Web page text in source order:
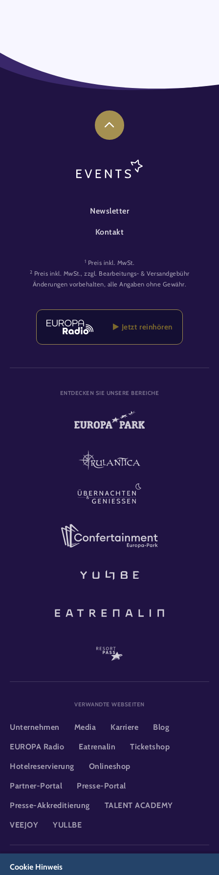
FOOTER-EVENT
Newsletter
Kontakt
1 Preis inkl. MwSt.
2 Preis inkl. MwSt., zzgl. Bearbeitungs- & Versandgebühr
Änderungen vorbehalten, alle Angaben ohne Gewähr.
Jetzt reinhören
ENTDECKEN SIE UNSERE BEREICHE
VERWANDTE WEBSEITEN
Unternehmen Media Karriere Blog
EUROPA Radio Eatrenalin Ticketshop
Hotelreservierung Onlineshop
Partner-Portal Presse-Portal
Presse-Akkreditierung TALENT ACADEMY
VEEJOY YULLBE
Cookie Hinweis